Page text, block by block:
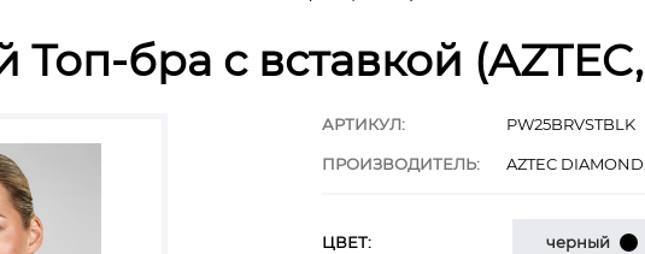
бра с вставкой
АРТИКУЛ: PW25BRVSTBLK
ПРОИЗВОДИТЕЛЬ: AZTEC
ЦВЕТ: черный